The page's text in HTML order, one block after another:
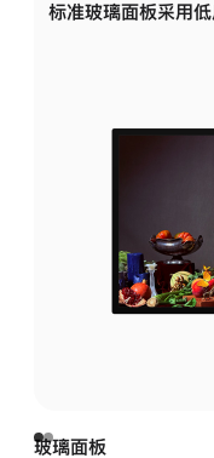
标准玻璃面板采用
玻璃面板